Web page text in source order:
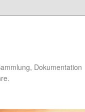
Dokumentation